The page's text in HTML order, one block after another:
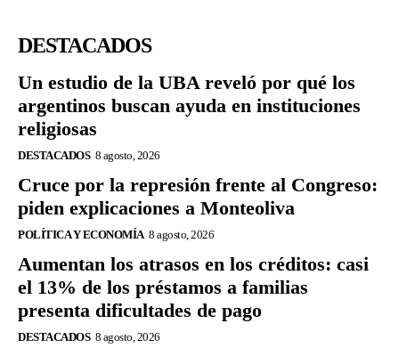
DESTACADOS
Un estudio de la UBA reveló por qué los
argentinos buscan ayuda en instituciones
religiosas
DESTACADOS 8 agosto, 2026
Cruce por la represión frente al Congreso:
piden explicaciones a Monteoliva
POLÍTICA Y ECONOMÍA 8 agosto, 2026
Aumentan los atrasos en los créditos: casi
el 13% de los préstamos a familias
presenta dificultades de pago
DESTACADOS 8 agosto, 2026